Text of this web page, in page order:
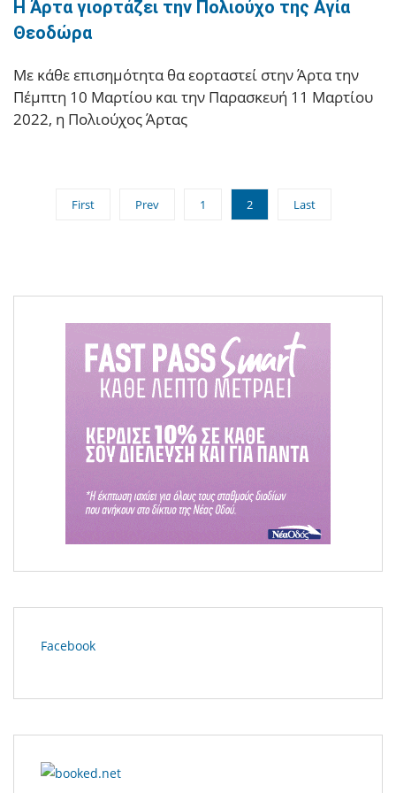
Η Άρτα γιορτάζει την Πολιούχο της Αγία
Θεοδώρα
Με κάθε επισημότητα θα εορταστεί στην Άρτα την
Πέμπτη 10 Μαρτίου και την Παρασκευή 11 Μαρτίου
2022, η Πολιούχος Άρτας
First Prev 1 2 Last
Facebook